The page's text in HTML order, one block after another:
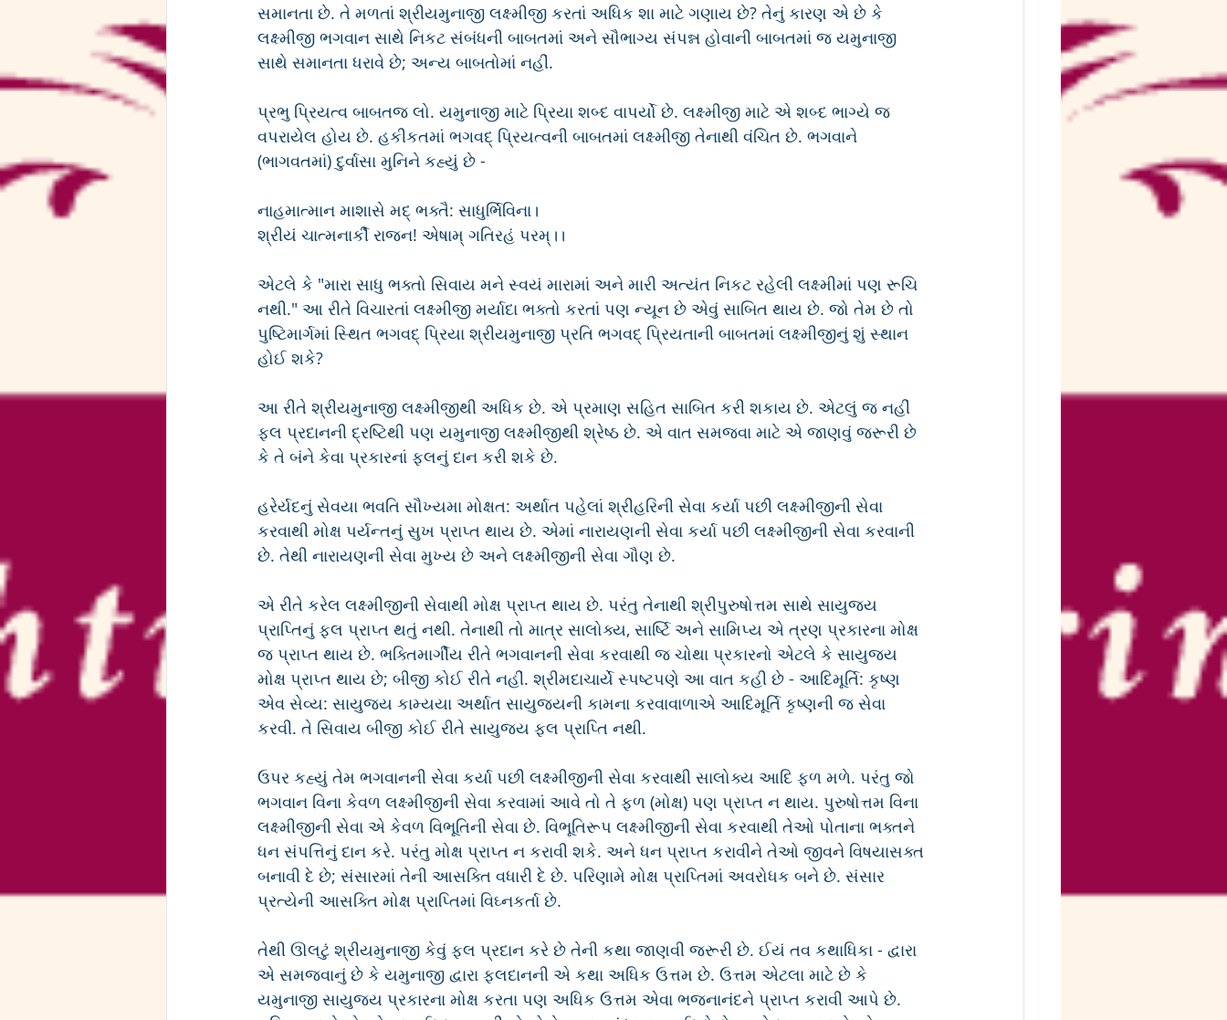
સમાનતા છે. તે મળતાં શ્રીયમુનાજી લક્ષ્મીજી કરતાં અધિક શા માટે ગણાય છે? તેનું કારણ એ છે કે
લક્ષ્મીજી ભગવાન સાથે નિકટ સંબંધની બાબતમાં અને સૌભાગ્ય સંપન્ન હોવાની બાબતમાં જ યમુનાજી
સાથે સમાનતા ધરાવે છે; અન્ય બાબતોમાં નહીં.
પ્રભુ પ્રિયત્વ બાબતજ લો. યમુનાજી માટે પ્રિયા શબ્દ વાપર્યો છે. લક્ષ્મીજી માટે એ શબ્દ ભાગ્યે જ
વપરાયેલ હોય છે. હકીકતમાં ભગવદ્ પ્રિયત્વની બાબતમાં લક્ષ્મીજી તેનાથી વંચિત છે. ભગવાને
(ભાગવતમાં) દુર્વાસા મુનિને કહ્યું છે -
નાહમાત્માન માશાસે મદ્ ભક્તૈ: સાધુર્ભિવિના।
શ્રીયં ચાત્મનાર્કી રાજન! એષામ્ ગતિરહં પરમ્।।
એટલે કે "મારા સાધુ ભક્તો સિવાય મને સ્વયં મારામાં અને મારી અત્યંત નિકટ રહેલી લક્ષ્મીમાં પણ રૂચિ
નથી." આ રીતે વિચારતાં લક્ષ્મીજી મર્યાદા ભક્તો કરતાં પણ ન્યૂન છે એવું સાબિત થાય છે. જો તેમ છે તો
પુષ્ટિમાર્ગમાં સ્થિત ભગવદ્ પ્રિયા શ્રીયમુનાજી પ્રતિ ભગવદ્ પ્રિયતાની બાબતમાં લક્ષ્મીજીનું શું સ્થાન
હોઈ શકે?
આ રીતે શ્રીયમુનાજી લક્ષ્મીજીથી અધિક છે. એ પ્રમાણ સહિત સાબિત કરી શકાય છે. એટલું જ નહીં
ફલ પ્રદાનની દ્રષ્ટિથી પણ યમુનાજી લક્ષ્મીજીથી શ્રેષ્ઠ છે. એ વાત સમજવા માટે એ જાણવું જરૂરી છે
કે તે બંને કેવા પ્રકારનાં ફલનું દાન કરી શકે છે.
હરેર્યદનું સેવયા ભવતિ સૌખ્યમા મોક્ષત: અર્થાત પહેલાં શ્રીહરિની સેવા કર્યા પછી લક્ષ્મીજીની સેવા
કરવાથી મોક્ષ પર્યન્તનું સુખ પ્રાપ્ત થાય છે. એમાં નારાયણની સેવા કર્યા પછી લક્ષ્મીજીની સેવા કરવાની
છે. તેથી નારાયણની સેવા મુખ્ય છે અને લક્ષ્મીજીની સેવા ગૌણ છે.
એ રીતે કરેલ લક્ષ્મીજીની સેવાથી મોક્ષ પ્રાપ્ત થાય છે. પરંતુ તેનાથી શ્રીપુરુષોત્તમ સાથે સાયુજ્ય
પ્રાપ્તિનું ફલ પ્રાપ્ત થતું નથી. તેનાથી તો માત્ર સાલોક્ય, સાર્ષ્ટિ અને સામિપ્ય એ ત્રણ પ્રકારના મોક્ષ
જ પ્રાપ્ત થાય છે. ભક્તિમાર્ગીય રીતે ભગવાનની સેવા કરવાથી જ ચોથા પ્રકારનો એટલે કે સાયુજ્ય
મોક્ષ પ્રાપ્ત થાય છે; બીજી કોઈ રીતે નહીં. શ્રીમદાચાર્યે સ્પષ્ટપણે આ વાત કહી છે - આદિમૂર્તિ: કૃષ્ણ
એવ સેવ્ય: સાયુજ્ય કામ્યયા અર્થાત સાયુજયની કામના કરવાવાળાએ આદિમૂર્તિ કૃષ્ણની જ સેવા
કરવી. તે સિવાય બીજી કોઈ રીતે સાયુજ્ય ફલ પ્રાપ્તિ નથી.
ઉપર કહ્યું તેમ ભગવાનની સેવા કર્યા પછી લક્ષ્મીજીની સેવા કરવાથી સાલોક્ય આદિ ફળ મળે. પરંતુ જો
ભગવાન વિના કેવળ લક્ષ્મીજીની સેવા કરવામાં આવે તો તે ફળ (મોક્ષ) પણ પ્રાપ્ત ન થાય. પુરુષોત્તમ વિના
લક્ષ્મીજીની સેવા એ કેવળ વિભૂતિની સેવા છે. વિભૂતિરૂપ લક્ષ્મીજીની સેવા કરવાથી તેઓ પોતાના ભક્તને
ધન સંપત્તિનું દાન કરે. પરંતુ મોક્ષ પ્રાપ્ત ન કરાવી શકે. અને ધન પ્રાપ્ત કરાવીને તેઓ જીવને વિષયાસક્ત
બનાવી દે છે; સંસારમાં તેની આસક્તિ વધારી દે છે. પરિણામે મોક્ષ પ્રાપ્તિમાં અવરોધક બને છે. સંસાર
પ્રત્યેની આસક્તિ મોક્ષ પ્રાપ્તિમાં વિઘ્નકર્તા છે.
તેથી ઊલટું શ્રીયમુનાજી કેવું ફલ પ્રદાન કરે છે તેની કથા જાણવી જરૂરી છે. ઈયં તવ કથાધિકા - દ્વારા
એ સમજવાનું છે કે યમુનાજી દ્વારા ફલદાનની એ કથા અધિક ઉત્તમ છે. ઉત્તમ એટલા માટે છે કે
યમુનાજી સાયુજ્ય પ્રકારના મોક્ષ કરતા પણ અધિક ઉત્તમ એવા ભજનાનંદને પ્રાપ્ત કરાવી આપે છે.